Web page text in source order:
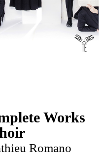
Works
Romano